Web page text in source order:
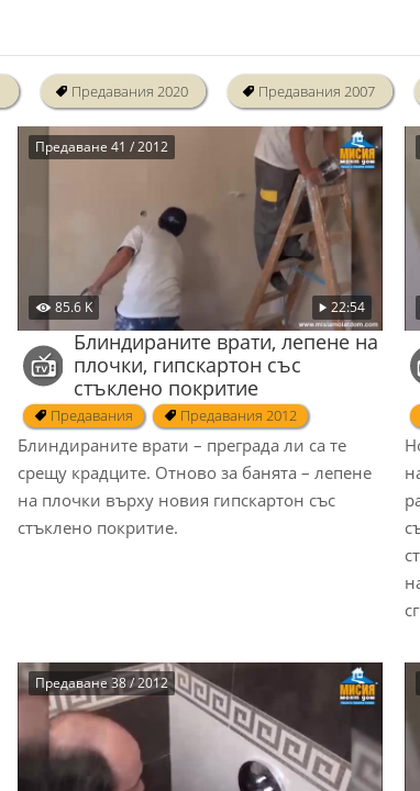
Предавания 2020 Предавания 2007
85.6 K 22:54
Предаване 41 / 2012
Блиндираните врати, лепене на
плочки, гипскартон със
стъклено покритие
Предавания Предавания 2012
Блиндираните врати – преграда ли са те
срещу крадците. Отново за банята – лепене
на плочки върху новия гипскартон със
стъклено покритие.
Предаване 38 / 2012